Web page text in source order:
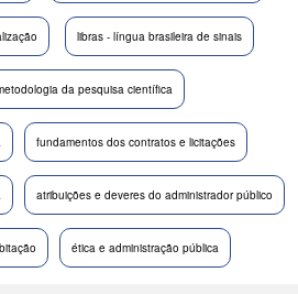
libras - língua brasileira de sinais
da pesquisa científica
fundamentos dos contratos e licitações
atribuições e deveres do administrador público
ética e administração pública